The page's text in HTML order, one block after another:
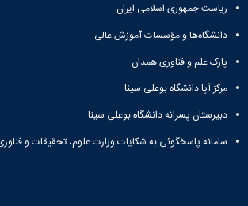
ریاست جمهوری اسلامی ایران
دانشگاه‌ها و مؤسسات آموزش عالی
پارک علم و فناوری همدان
مرکز آپا دانشگاه بوعلی سینا
دبیرستان پسرانه دانشگاه بوعلی سینا
سامانه پاسخگوئی به شکایات وزارت علوم، تحقیقات و